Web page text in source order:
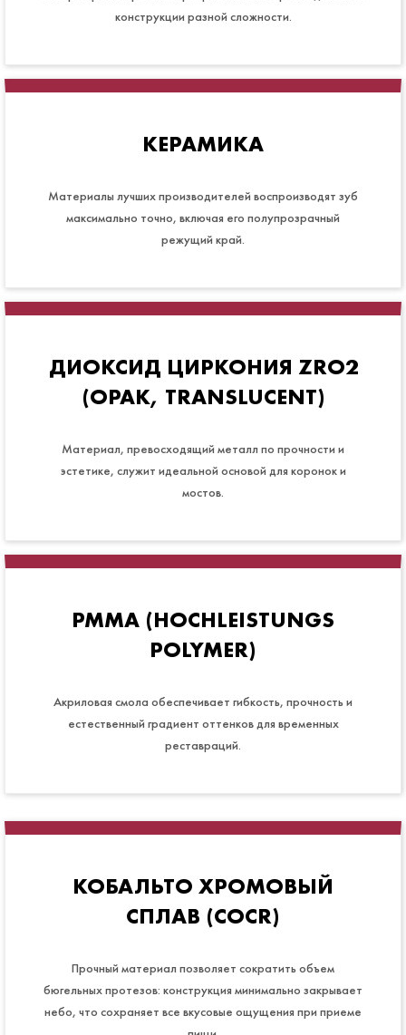
конструкции разной сложности.
КЕРАМИКА
Материалы лучших производителей воспроизводят зуб
максимально точно, включая его полупрозрачный
режущий край.
ДИОКСИД ЦИРКОНИЯ ZRO2
(OPAK, TRANSLUCENT)
Материал, превосходящий металл по прочности и
эстетике, служит идеальной основой для коронок и
мостов.
PMMA (HOCHLEISTUNGS
POLYMER)
Акриловая смола обеспечивает гибкость, прочность и
естественный градиент оттенков для временных
реставраций.
КОБАЛЬТО ХРОМОВЫЙ
СПЛАВ (COCR)
Прочный материал позволяет сократить объем
бюгельных протезов: конструкция минимально закрывает
небо, что сохраняет все вкусовые ощущения при приеме